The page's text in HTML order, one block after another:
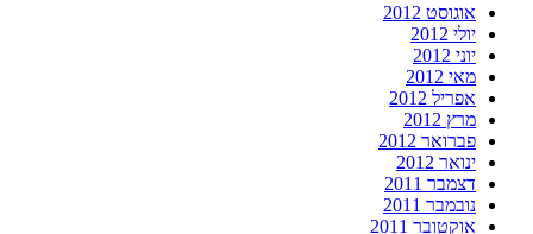
אוגוסט 2012
יולי 2012
יוני 2012
מאי 2012
אפריל 2012
מרץ 2012
פברואר 2012
ינואר 2012
דצמבר 2011
נובמבר 2011
אוקטובר 2011